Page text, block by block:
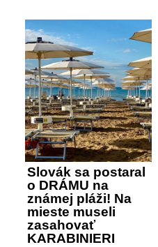
Slovák sa postaral
o DRÁMU na
známej pláži! Na
mieste museli
zasahovať
KARABINIERI